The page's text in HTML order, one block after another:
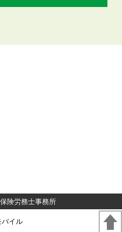
険労務士事務所
バイル